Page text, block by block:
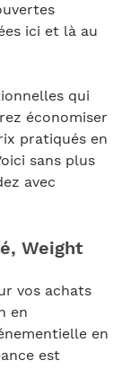
ici et là au
qui
économiser
pratiqués en
sans plus
avec
Weight
vos achats
en
en
est